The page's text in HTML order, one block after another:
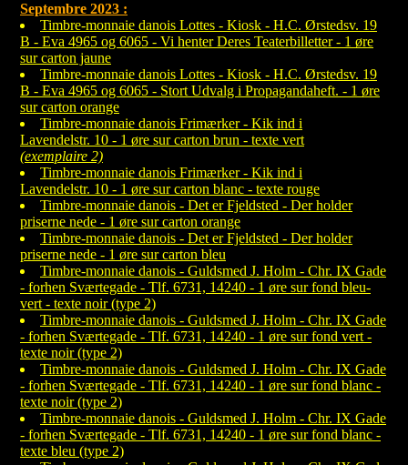
Septembre 2023 :
Timbre-monnaie danois Lottes - Kiosk - H.C. Ørstedsv. 19
B - Eva 4965 og 6065 - Vi henter Deres Teaterbilletter - 1 øre
sur carton jaune
Timbre-monnaie danois Lottes - Kiosk - H.C. Ørstedsv. 19
B - Eva 4965 og 6065 - Stort Udvalg i Propagandaheft. - 1 øre
sur carton orange
Timbre-monnaie danois Frimærker - Kik ind i
Lavendelstr. 10 - 1 øre sur carton brun - texte vert
(exemplaire 2)
Timbre-monnaie danois Frimærker - Kik ind i
Lavendelstr. 10 - 1 øre sur carton blanc - texte rouge
Timbre-monnaie danois - Det er Fjeldsted - Der holder
priserne nede - 1 øre sur carton orange
Timbre-monnaie danois - Det er Fjeldsted - Der holder
priserne nede - 1 øre sur carton bleu
Timbre-monnaie danois - Guldsmed J. Holm - Chr. IX Gade
- forhen Sværtegade - Tlf. 6731, 14240 - 1 øre sur fond bleu-
vert - texte noir (type 2)
Timbre-monnaie danois - Guldsmed J. Holm - Chr. IX Gade
- forhen Sværtegade - Tlf. 6731, 14240 - 1 øre sur fond vert -
texte noir (type 2)
Timbre-monnaie danois - Guldsmed J. Holm - Chr. IX Gade
- forhen Sværtegade - Tlf. 6731, 14240 - 1 øre sur fond blanc -
texte noir (type 2)
Timbre-monnaie danois - Guldsmed J. Holm - Chr. IX Gade
- forhen Sværtegade - Tlf. 6731, 14240 - 1 øre sur fond blanc -
texte bleu (type 2)